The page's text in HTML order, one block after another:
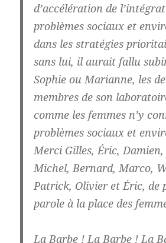
d’accélération de
problèmes sociaux et
dans les stratégies
sans lui, il aurait fallu
Sophie ou Marianne, les
membres de son
comme les femmes n’y
problèmes sociaux et
Merci Gilles, Éric, Damien,
Michel, Bernard, Marco,
Patrick, Olivier et Éric, de
parole à la place des
La Barbe ! La Barbe ! La